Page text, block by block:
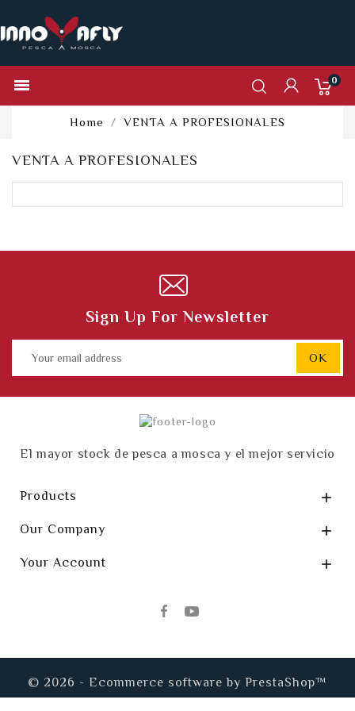
 0
Home VENTA A PROFESIONALES
VENTA A PROFESIONALES
Sign Up For Newsletter
El mayor stock de pesca a mosca y el mejor servicio
Products 
Our Company 
Your Account 
© 2026 - Ecommerce software by PrestaShop™